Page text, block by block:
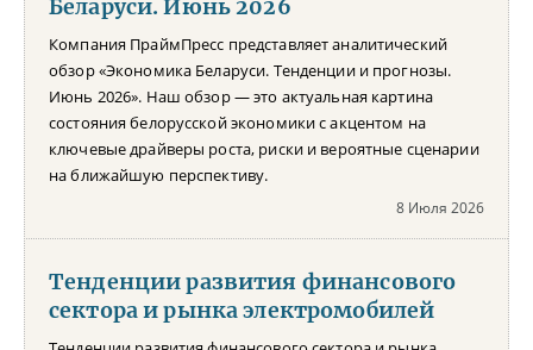
Беларуси. Июнь 2026
Компания ПраймПресс представляет аналитический
обзор «Экономика Беларуси. Тенденции и прогнозы.
Июнь 2026». Наш обзор — это актуальная картина
состояния белорусской экономики с акцентом на
ключевые драйверы роста, риски и вероятные сценарии
на ближайшую перспективу.
8 Июля 2026
Тенденции развития финансового
сектора и рынка электромобилей